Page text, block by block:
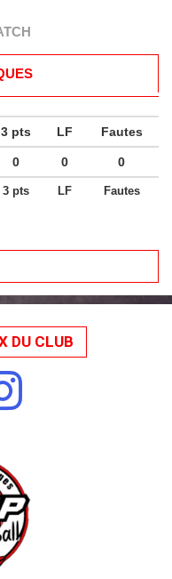
3 pts LF Fautes
0 0 0
3 pts LF Fautes
DU CLUB